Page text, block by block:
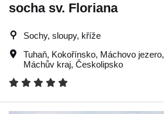
socha sv. Floriana
Sochy, sloupy, kříže
Tuhaň, Kokořínsko, Máchovo jezero,
Máchův kraj, Českolipsko